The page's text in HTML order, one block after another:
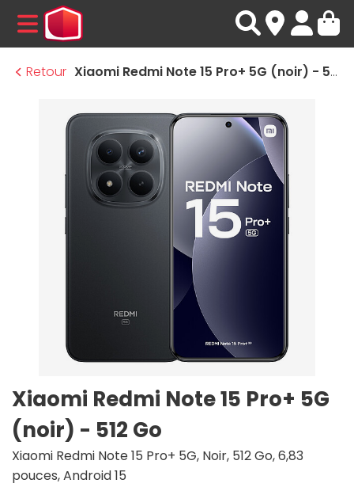
MENU
Retour
Xiaomi Redmi Note 15 Pro+ 5G (noir) - 512 Go
Xiaomi Redmi Note 15 Pro+ 5G
(noir) - 512 Go
Xiaomi Redmi Note 15 Pro+ 5G, Noir, 512 Go, 6,83
pouces, Android 15